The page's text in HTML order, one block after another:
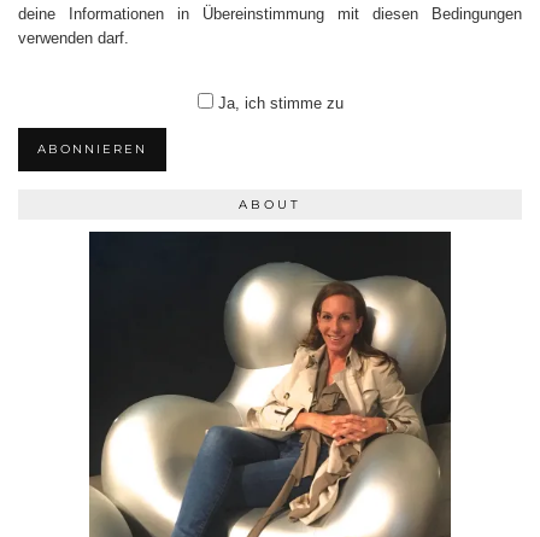
deine Informationen in Übereinstimmung mit diesen Bedingungen
verwenden darf.
Ja, ich stimme zu
ABONNIEREN
ABOUT